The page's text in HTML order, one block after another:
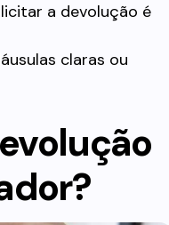
a devolução é
claras ou